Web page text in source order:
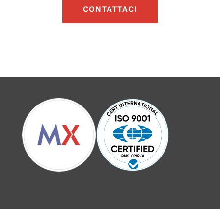
CONTATTACI